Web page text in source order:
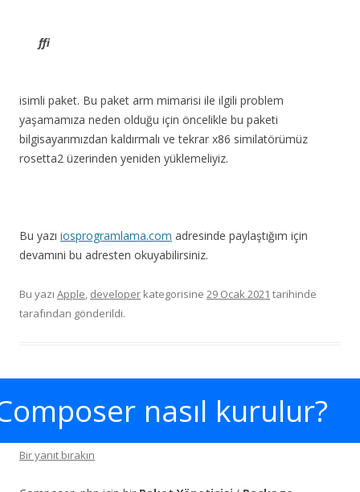
ffi
isimli paket. Bu paket arm mimarisi ile ilgili problem
yaşamamıza neden olduğu için öncelikle bu paketi
bilgisayarımızdan kaldırmalı ve tekrar x86 similatörümüz
rosetta2 üzerinden yeniden yüklemeliyiz.
Bu yazı iosprogramlama.com adresinde paylaştığım için
devamıni bu adresten okuyabilirsiniz.
Bu yazı Apple, developer kategorisine 29 Ocak 2021 tarihinde
tarafından gönderildi.
nasıl kurulur?
Bir yanıt bırakın